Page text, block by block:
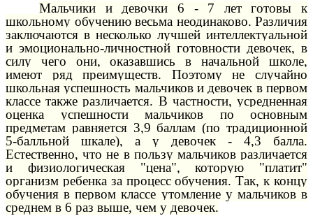
Мальчики и девочки 6 - 7 лет готовы к
школьному обучению весьма неодинаково. Различия
заключаются в несколько лучшей интеллектуальной
и эмоционально-личностной готовности девочек, в
силу чего они, оказавшись в начальной школе,
имеют ряд преимуществ. Поэтому не случайно
школьная успешность мальчиков и девочек в первом
классе также различается. В частности, усредненная
оценка успешности мальчиков по основным
предметам равняется 3,9 баллам (по традиционной
5-балльной шкале), а у девочек - 4,3 балла.
Естественно, что не в пользу мальчиков различается
и физиологическая "цена", которую "платит"
организм ребенка за процесс обучения. Так, к концу
обучения в первом классе утомление у мальчиков в
среднем в 6 раз выше, чем у девочек.